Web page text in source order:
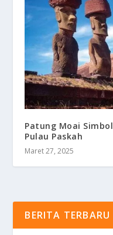
Patung Moai
Pulau Paskah
Maret 27, 2025
BERITA TERBARU